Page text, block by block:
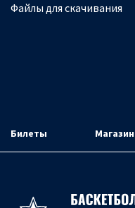
Файлы для скачивания
Билеты Магазин